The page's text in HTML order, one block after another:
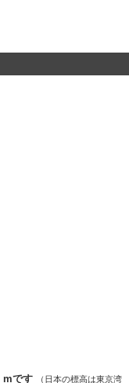
mです （日本の標高は東京湾